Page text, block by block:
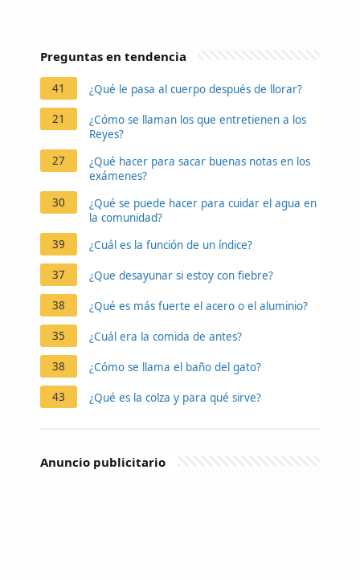
Preguntas en tendencia
41 ¿Qué le pasa al cuerpo después de llorar?
21
¿Cómo se llaman los que entretienen a los
Reyes?
27
¿Qué hacer para sacar buenas notas en los
exámenes?
30
¿Qué se puede hacer para cuidar el agua en
la comunidad?
39
¿Cuál es la función de un índice?
37 ¿Que desayunar si estoy con fiebre?
38 ¿Qué es más fuerte el acero o el aluminio?
35 ¿Cuál era la comida de antes?
38 ¿Cómo se llama el baño del gato?
43 ¿Qué es la colza y para qué sirve?
Anuncio publicitario